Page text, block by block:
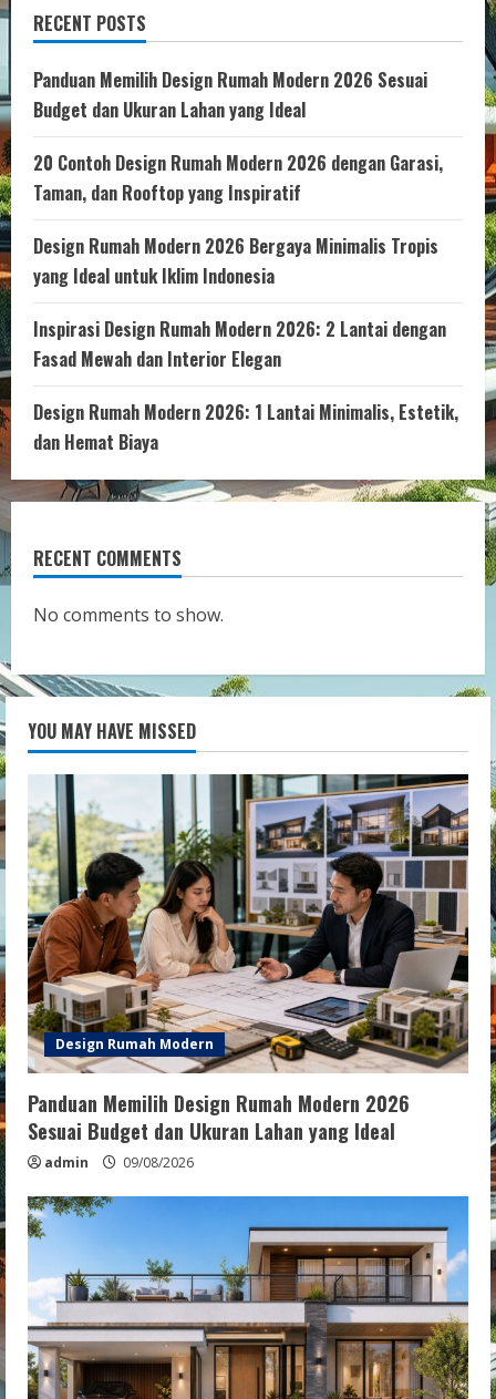
RECENT POSTS
Panduan Memilih Design Rumah Modern 2026 Sesuai
Budget dan Ukuran Lahan yang Ideal
20 Contoh Design Rumah Modern 2026 dengan Garasi,
Taman, dan Rooftop yang Inspiratif
Design Rumah Modern 2026 Bergaya Minimalis Tropis
yang Ideal untuk Iklim Indonesia
Inspirasi Design Rumah Modern 2026: 2 Lantai dengan
Fasad Mewah dan Interior Elegan
Design Rumah Modern 2026: 1 Lantai Minimalis, Estetik,
dan Hemat Biaya
RECENT COMMENTS
No comments to show.
YOU MAY HAVE MISSED
Design Rumah Modern
Panduan Memilih Design Rumah Modern 2026
Sesuai Budget dan Ukuran Lahan yang Ideal
admin 09/08/2026